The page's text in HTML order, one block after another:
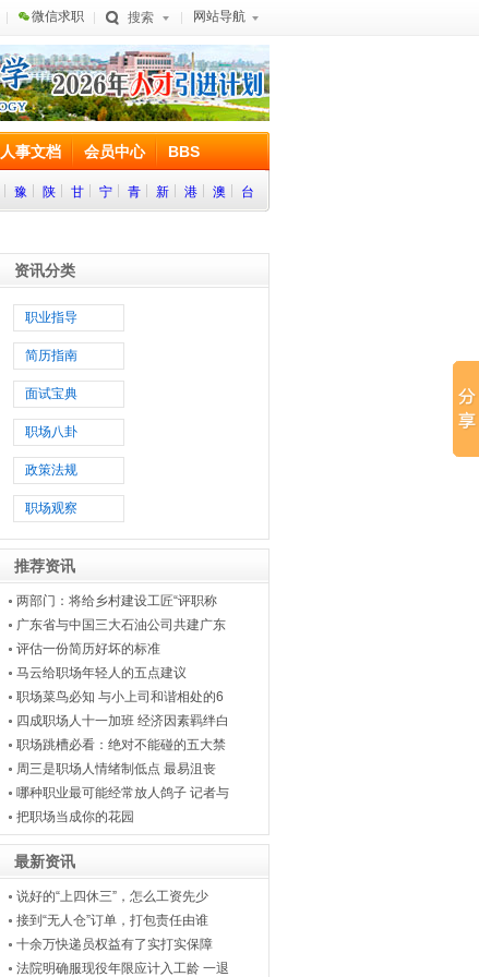
网站导航
搜索
微信求职
人事文档 会员中心 BBS
豫 陕 甘 宁 青 新 港 澳 台
资讯分类
职业指导
简历指南
面试宝典
职场八卦
政策法规
职场观察
推荐资讯
两部门：将给乡村建设工匠“评职称
广东省与中国三大石油公司共建广东
评估一份简历好坏的标准
马云给职场年轻人的五点建议
职场菜鸟必知 与小上司和谐相处的6
四成职场人十一加班 经济因素羁绊白
职场跳槽必看：绝对不能碰的五大禁
周三是职场人情绪制低点 最易沮丧
哪种职业最可能经常放人鸽子 记者与
把职场当成你的花园
最新资讯
说好的“上四休三”，怎么工资先少
接到“无人仓”订单，打包责任由谁
十余万快递员权益有了实打实保障
法院明确服现役年限应计入工龄 一退